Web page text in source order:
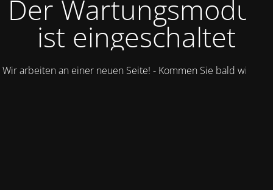
Der Wartungsmodus
ist eingeschaltet
Wir arbeiten an einer neuen Seite! - Kommen Sie bald wieder.